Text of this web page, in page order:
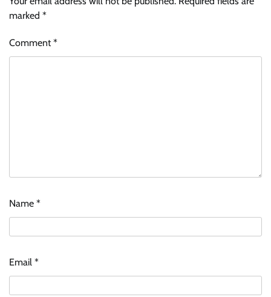
marked *
Comment*
Name *
Email *